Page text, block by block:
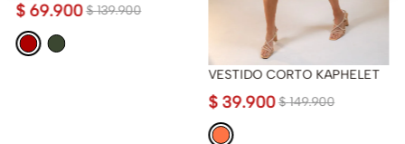
$ 139.900
$ 69.900
VESTIDO CORTO KAPHELET
$ 149.900
$ 39.900